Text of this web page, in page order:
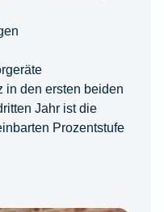
in den ersten beiden
Jahr ist die
Prozentstufe